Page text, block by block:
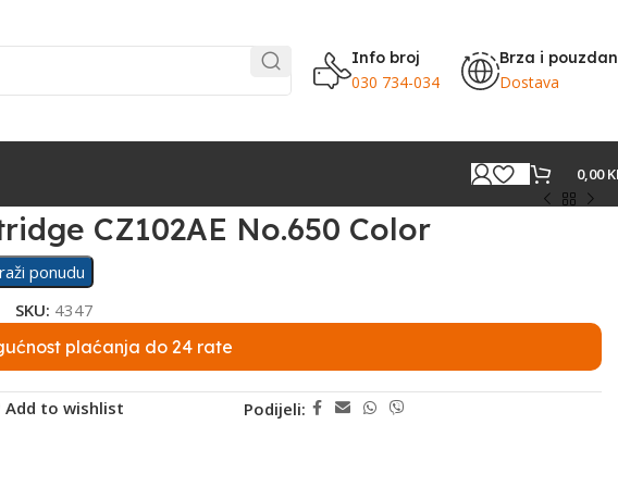
Info broj
030 734-034
Brza i
Dostava
0,00
CZ102AE No.650 Color
ponudu
SKU: 4347
plaćanja do 24 rate
Add to wishlist Podijeli: